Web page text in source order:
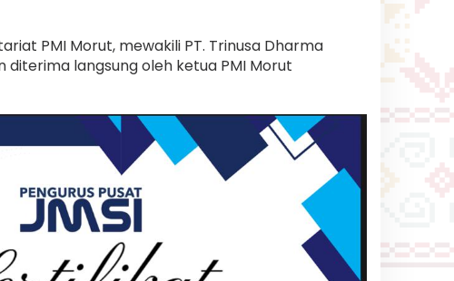
PMI Morut, mewakili PT. Trinusa Dharma
diterima langsung oleh ketua PMI Morut